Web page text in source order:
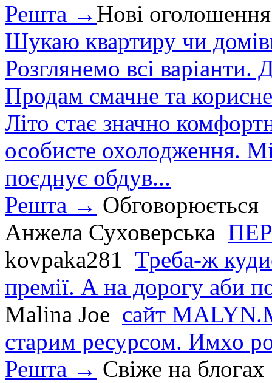
Решта → Нові оголошення
Шукаю квартиру чи
Розглянемо всі варіанти.
Продам смачне та
Літо стає значно
особисте охолодження.
поєднує обдув...
Решта → Обговорюється
Анжела Суховерська
kovpaka281 Треба-ж
премії. А на дорогу аби
Malina Joe сайт
старим ресурсом. Имхо
Решта → Свіже на блогах